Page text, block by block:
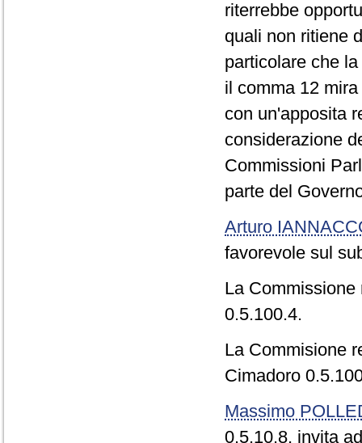
riterrebbe
quali non ritiene
particolare che
il comma 12
con un'apposita
considerazione
Commissioni
parte del
Arturo
favorevole sul
La
0.5.100.4.
La Commisione
Cimadoro
Massimo
0.5.10.8, invita